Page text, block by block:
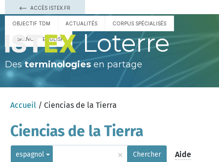
ACCÈS ISTEX.FR
OBJECTIF TDM ACTUALITÉS CORPUS SPÉCIALISÉS
ESPAÑOL ENGLISH Loterre
Des terminologies en partage
Accueil / Ciencias de la Tierra
Ciencias de la Tierra
espagnol × Chercher Aide